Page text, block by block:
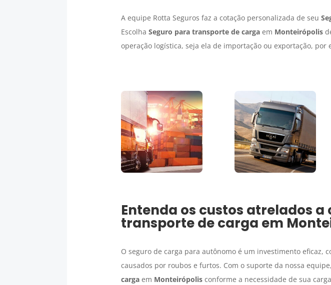
A equipe Rotta Seguros faz a cotação personalizada de seu
Escolha Seguro para transporte de cargaem Monteirópolis
operação logística, seja ela de importação ou exportação, por
Entenda os custos atrelados
transporte de carga em
O seguro de carga para autônomo é um investimento
causados por roubos e furtos. Com o suporte da nossa
cargaem Monteirópolisconforme a necessidade de sua